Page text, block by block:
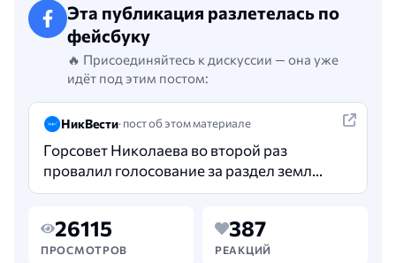
Эта публикация разлетелась по
фейсбуку
🔥 Присоединяйтесь к дискуссии — она уже
идёт под этим постом:
НикВести· пост об этом материале
Горсовет Николаева во второй раз
провалил голосование за раздел земли
спортшколы «Атлант». Решение не
голосов: его поддержали 18…
26115
ПРОСМОТРОВ
387
РЕАКЦИЙ